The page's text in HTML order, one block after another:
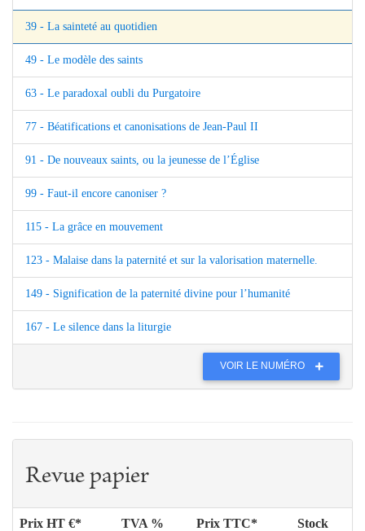
39 - La sainteté au quotidien
49 - Le modèle des saints
63 - Le paradoxal oubli du Purgatoire
77 - Béatifications et canonisations de Jean-Paul II
91 - De nouveaux saints, ou la jeunesse de l’Église
99 - Faut-il encore canoniser ?
115 - La grâce en mouvement
123 - Malaise dans la paternité et sur la valorisation maternelle.
149 - Signification de la paternité divine pour l’humanité
167 - Le silence dans la liturgie
VOIR LE NUMÉRO
Revue papier
Prix HT €* TVA % Prix TTC* Stock